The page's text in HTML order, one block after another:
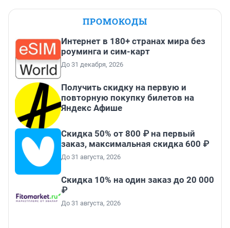
ПРОМОКОДЫ
Интернет в 180+ странах мира без
роуминга и сим-карт
До 31 декабря, 2026
Получить скидку на первую и
повторную покупку билетов на
Яндекс Афише
Скидка 50% от 800 ₽ на первый
заказ, максимальная скидка 600 ₽
До 31 августа, 2026
Скидка 10% на один заказ до 20 000
₽
До 31 августа, 2026